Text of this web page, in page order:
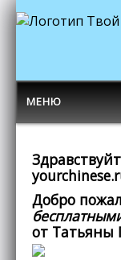
МЕНЮ
Добро
от Татьяны